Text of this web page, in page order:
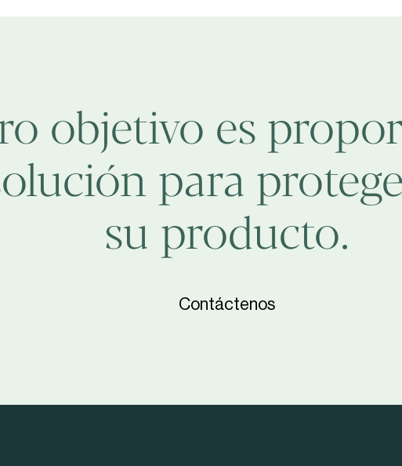
objetivo es
para
su producto.
Contáctenos